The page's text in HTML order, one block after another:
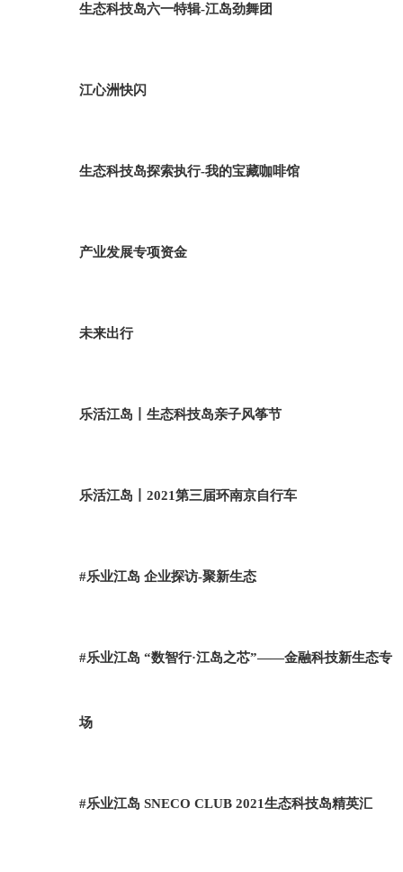
生态科技岛六一特辑-江岛劲舞团
江心洲快闪
生态科技岛探索执行-我的宝藏咖啡馆
产业发展专项资金
未来出行
乐活江岛丨生态科技岛亲子风筝节
乐活江岛丨2021第三届环南京自行车
#乐业江岛 企业探访-聚新生态
#乐业江岛 “数智行·江岛之芯”——金融科技新生态专
场
#乐业江岛 SNECO CLUB 2021生态科技岛精英汇